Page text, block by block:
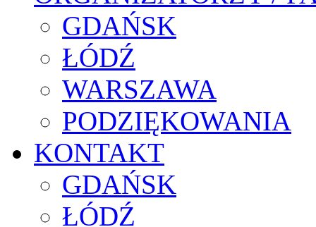
GDAŃSK
ŁÓDŹ
WARSZAWA
PODZIĘKOWANIA
KONTAKT
GDAŃSK
ŁÓDŹ